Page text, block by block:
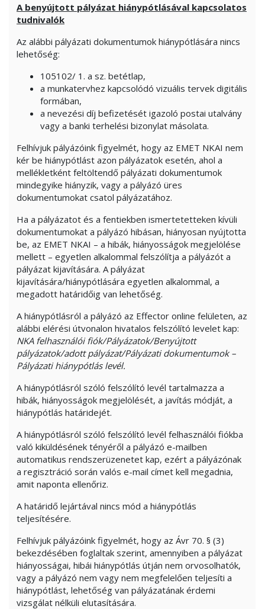
A benyújtott pályázat hiánypótlásával kapcsolatos
tudnivalók
Az alábbi pályázati dokumentumok hiánypótlására nincs
lehetőség:
105102/ 1. a sz. betétlap,
a munkatervhez kapcsolódó vizuális tervek digitális
formában,
a nevezési díj befizetését igazoló postai utalvány
vagy a banki terhelési bizonylat másolata.
Felhívjuk pályázóink figyelmét, hogy az EMET NKAI nem
kér be hiánypótlást azon pályázatok esetén, ahol a
mellékletként feltöltendő pályázati dokumentumok
mindegyike hiányzik, vagy a pályázó üres
dokumentumokat csatol pályázatához.
Ha a pályázatot és a fentiekben ismertetetteken kívüli
dokumentumokat a pályázó hibásan, hiányosan nyújtotta
be, az EMET NKAI – a hibák, hiányosságok megjelölése
mellett – egyetlen alkalommal felszólítja a pályázót a
pályázat kijavítására. A pályázat
kijavítására/hiánypótlására egyetlen alkalommal, a
megadott határidőig van lehetőség.
A hiánypótlásról a pályázó az Effector online felületen, az
alábbi elérési útvonalon hivatalos felszólító levelet kap:
NKA felhasználói fiók/Pályázatok/Benyújtott
pályázatok/adott pályázat/Pályázati dokumentumok –
Pályázati hiánypótlás levél.
A hiánypótlásról szóló felszólító levél tartalmazza a
hibák, hiányosságok megjelölését, a javítás módját, a
hiánypótlás határidejét.
A hiánypótlásról szóló felszólító levél felhasználói fiókba
való kiküldésének tényéről a pályázó e-mailben
automatikus rendszerüzenetet kap, ezért a pályázónak
a regisztráció során valós e-mail címet kell megadnia,
amit naponta ellenőriz.
A határidő lejártával nincs mód a hiánypótlás
teljesítésére.
Felhívjuk pályázóink figyelmét, hogy az Ávr 70. § (3)
bekezdésében foglaltak szerint, amennyiben a pályázat
hiányosságai, hibái hiánypótlás útján nem orvosolhatók,
vagy a pályázó nem vagy nem megfelelően teljesíti a
hiánypótlást, lehetőség van pályázatának érdemi
vizsgálat nélküli elutasítására.